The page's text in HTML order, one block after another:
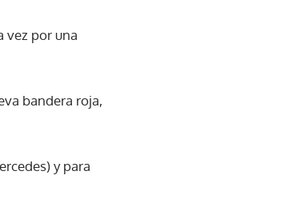
vez por una
bandera roja,
y para